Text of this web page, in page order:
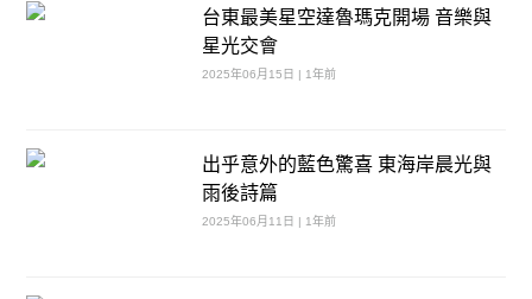
台東最美星空達魯瑪克開場 音樂與
星光交會
2025年06月15日 | 1年前
出乎意外的藍色驚喜 東海岸晨光與
雨後詩篇
2025年06月11日 | 1年前